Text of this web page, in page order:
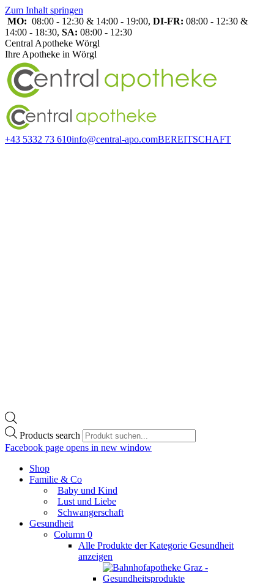
Zum Inhalt springen
MO: 08:00 - 12:30 & 14:00 - 19:00, DI-FR: 08:00 - 12:30 &
14:00 - 18:30, SA: 08:00 - 12:30
Central Apotheke Wörgl
Ihre Apotheke in Wörgl
+43 5332 73 610info@central-apo.comBEREITSCHAFT
Products search
Facebook page opens in new window
Shop
Familie & Co
Baby und Kind
Lust und Liebe
Schwangerschaft
Gesundheit
Column 0
Alle Produkte der Kategorie Gesundheit
anzeigen